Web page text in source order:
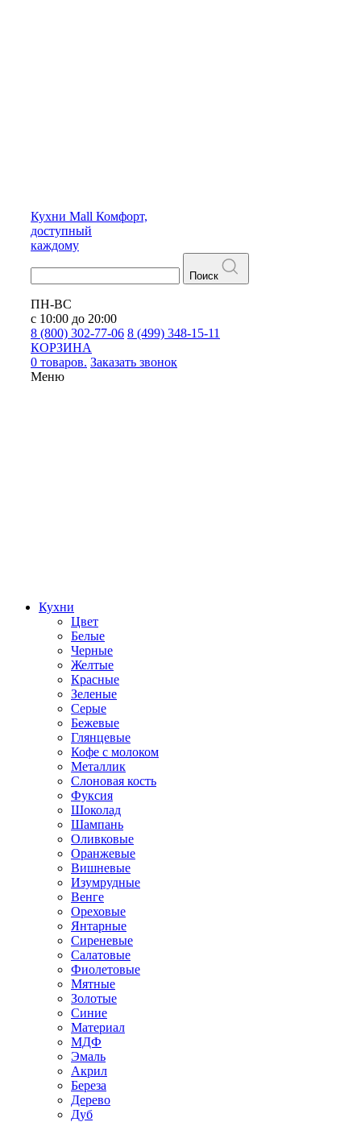
Кухни Mall Комфорт,
доступный
каждому
Поиск
ПН-ВС
с 10:00 до 20:00
8 (800) 302-77-06 8 (499) 348-15-11
КОРЗИНА
0 товаров. Заказать звонок
Меню
Кухни
Цвет
Белые
Черные
Желтые
Красные
Зеленые
Серые
Бежевые
Глянцевые
Кофе с молоком
Металлик
Слоновая кость
Фуксия
Шоколад
Шампань
Оливковые
Оранжевые
Вишневые
Изумрудные
Венге
Ореховые
Янтарные
Сиреневые
Салатовые
Фиолетовые
Мятные
Золотые
Синие
Материал
МДФ
Эмаль
Акрил
Береза
Дерево
Дуб